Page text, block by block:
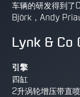
车辆的研发得到
Björk，Andy
Lynk & Co
引擎
四缸
2升涡轮增压带直喷